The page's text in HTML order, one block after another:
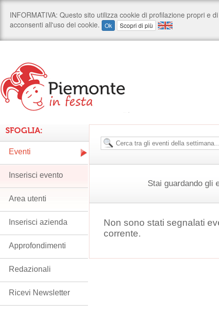
Stai guardando gli
Non sono stati segnalati
corrente.
SFOGLIA:
Eventi
Inserisci evento
Area utenti
Inserisci azienda
Approfondimenti
Redazionali
Ricevi Newsletter